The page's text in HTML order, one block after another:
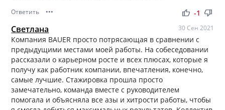
Ответить ••• thumb_up thumb_down
-1
Светлана 30 Сен 2021
Компания BAUER просто потрясающая в сравнении с
предыдущими местами моей работы. На собеседовании
рассказали о карьерном росте и всех плюсах, которые я
получу как работник компании, впечатления, конечно,
самые лучшие. Стажировка прошла просто
замечательно, команда вместе с руководителем
помогала и объясняла все азы и хитрости работы, чтобы